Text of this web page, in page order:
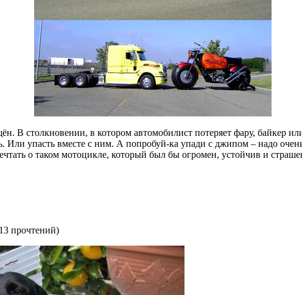
В столкновении, в котором автомобилист потеряет фару, байкер
Или упасть вместе с ним. А попробуй-ка упади с джипом – надо
о таком мотоцикле, который был бы огромен, устойчив и
прочтений)